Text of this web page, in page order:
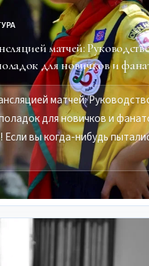
матчей:
для новичков и
матчей:
для новичков и
Если вы когда-нибудь